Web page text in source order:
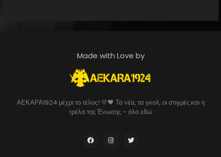
Made with Love by
ΑΕΚΑΡΑ1924 μέχρι το τέλος! 💛🖤 Τα νέα, τα γκολ, οι στιγμές και η
τρέλα της Ένωσης – όλα εδώ